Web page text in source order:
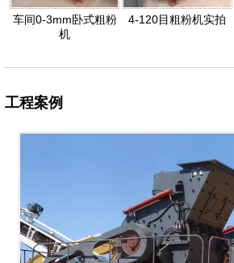
车间0-3mm卧式粗粉
机
4-120目粗粉机实拍
工程案例